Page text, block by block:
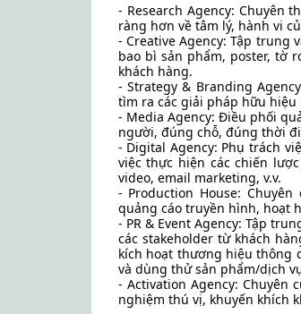
- Research Agency:
ràng hơn về tâm lý, hành vi
- Creative Agency: Tập trung
bao bì sản phẩm, poster, tờ
khách hàng.
- Strategy & Branding
tìm ra các giải pháp hữu
- Media Agency: Điều phối
người, đúng chỗ, đúng thời
- Digital Agency: Phụ trách
việc thực hiện các chiến
video, email marketing, v.v.
- Production House:
quảng cáo truyền hình, hoạt
- PR & Event Agency: Tập
các stakeholder từ khách
kích hoạt thương hiệu thông
và dùng thử sản phẩm/dịch
- Activation Agency: Chuyên
nghiệm thú vị, khuyến khích